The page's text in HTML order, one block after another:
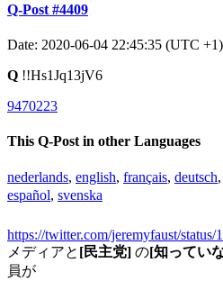
Q-Post #4409
Date: 2020-06-04 22:45:35 (UTC +1)
Q !!Hs1Jq13jV6
9470223
This Q-Post in other Languages
nederlands, english, français, deutsch,
español, svenska
https://twitter.com/jeremyfaust/status/
メディアと [民主党] の[知ってい
員が